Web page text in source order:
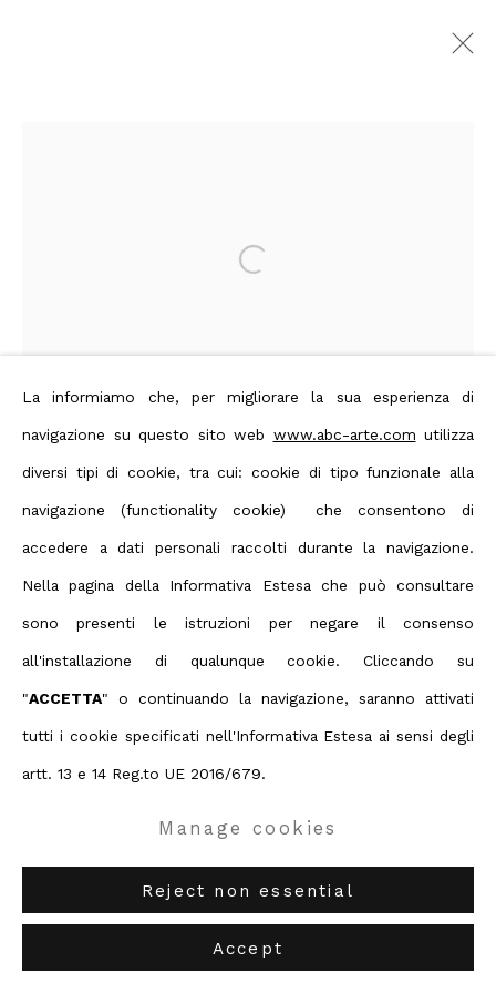
Panoramica
Editoria
Privacy Policy
Manage cookies
Terms & Conditions
Contact us on Whatsapp
Diritti d'autore 2026 ABC ARTE
La informiamo che, per migliorare la sua esperienza di
navigazione su questo sito web www.abc-arte.com utilizza
diversi tipi di cookie, tra cui: cookie di tipo funzionale alla
navigazione (functionality cookie) che consentono di
accedere a dati personali raccolti durante la navigazione.
Nella pagina della Informativa Estesa che può consultare
sono presenti le istruzioni per negare il consenso
all'installazione di qualunque cookie. Cliccando su
"ACCETTA" o continuando la navigazione, saranno attivati
tutti i cookie specificati nell'Informativa Estesa ai sensi degli
artt. 13 e 14 Reg.to UE 2016/679.
Manage cookies
Reject non essential
Accept
Open a larger version of the
Nanda Vigo: Light Trek - ABC-ARTE Contemporary art Gallery
- 2014-2015
Deep Space Trapezio, 2014, 120 x 150 x 25 cm - 47 3/16 x
59 1/16 x 9 13/16 ins,mirror, glass and neon light
Deep Space, 2014, 190 x 65 x 15 cm - 74 12/16 x 25 9/16 x 5
14/16 ins, mirror, glass and neon light
Deep Space , 2014, 200 x 100 x 40 cm - 78 11/16 x 39 5/16 x
15 11/16 ins, mirror, glass and neon light